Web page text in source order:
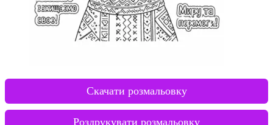
Скачати розмальовку
Роздрукувати розмальовку